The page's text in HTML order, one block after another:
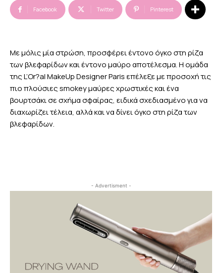
Facebook Twitter Pinterest
Με μόλις μία στρώση, προσφέρει έντονο όγκο στη ρίζα
των βλεφαρίδων και έντονο μαύρο αποτέλεσμα. Η ομάδα
της L’Or?al MakeUp Designer Paris επέλεξε με προσοχή τις
πιο πλούσιες smokey μαύρες χρωστικές και ένα
βουρτσάκι σε σχήμα σφαίρας, ειδικά σχεδιασμένο για να
διαχωρίζει τέλεια, αλλά και να δίνει όγκο στη ρίζα των
βλεφαρίδων.
- Advertisment -